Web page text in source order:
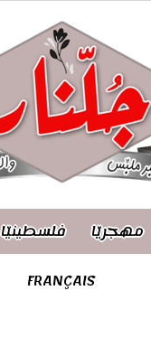
مهجريّا فلسطينيّا
FRANÇAIS